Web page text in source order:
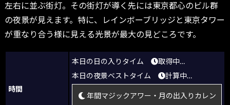
左右に並ぶ街灯。その街灯が導く先には東京都心のビル群
の夜景が見えます。特に、レインボーブリッジと東京タワー
が重なり合う様に見える光景が最大の見どころです。
時間
本日の日の入りタイム
取得中…
本日の夜景ベストタイム
計算中…
年間マジックアワー・月の出入りカレン